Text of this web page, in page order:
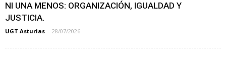
NI UNA MENOS: ORGANIZACIÓN, IGUALDAD Y
JUSTICIA.
UGT Asturias - 28/07/2026